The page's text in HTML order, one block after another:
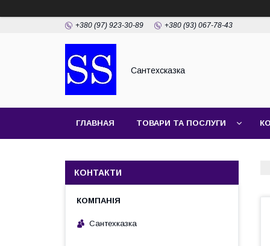
+380 (97) 923-30-89 +380 (93) 067-78-43
Сантехсказка
ГЛАВНАЯ ТОВАРИ ТА ПОСЛУГИ
КОНТАКТИ
Сантехказка